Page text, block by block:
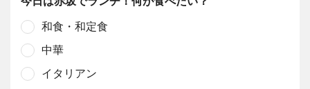
和食・和定食
中華
イタリアン